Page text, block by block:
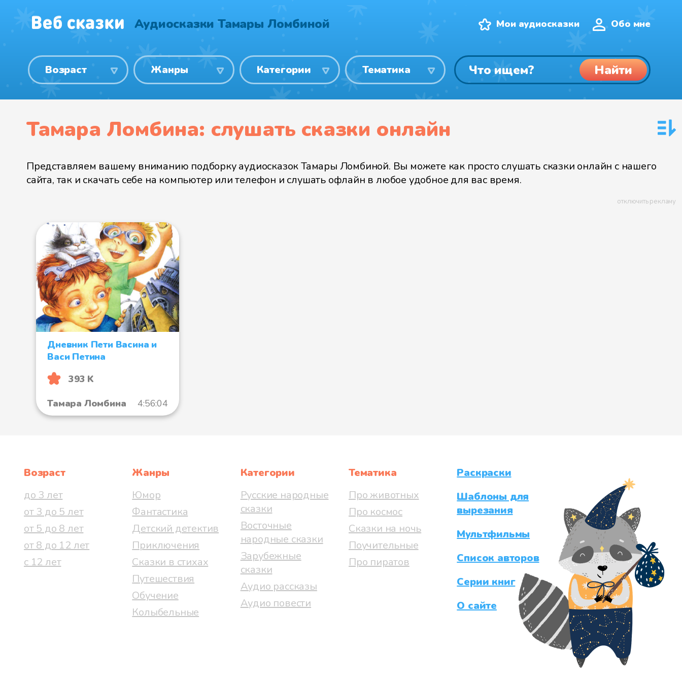
Аудиосказки Тамары Ломбиной Мои аудиосказки Обо мне
Возраст Жанры Категории Тематика Найти
Тамара Ломбина: слушать сказки онлайн
Представляем вашему вниманию подборку аудиосказок Тамары Ломбиной. Вы можете как просто слушать сказки онлайн с нашего
сайта, так и скачать себе на компьютер или телефон и слушать офлайн в любое удобное для вас время.
отключить рекламу
Дневник Пети Васина и
Васи Петина
393 K
Тамара Ломбина
4:56:04
Возраст
до 3 лет
от 3 до 5 лет
от 5 до 8 лет
от 8 до 12 лет
с 12 лет
Жанры
Юмор
Фантастика
Детский детектив
Приключения
Сказки в стихах
Путешествия
Обучение
Колыбельные
Категории
Русские народные
сказки
Восточные
народные сказки
Зарубежные
сказки
Аудио рассказы
Аудио повести
Тематика
Про животных
Про космос
Сказки на ночь
Поучительные
Про пиратов
Раскраски
Шаблоны для
вырезания
Мультфильмы
Список авторов
Серии книг
О сайте